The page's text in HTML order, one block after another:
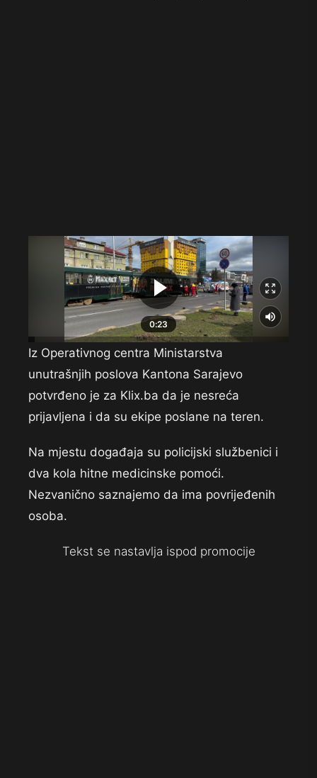
Iz Operativnog centra Ministarstva
unutrašnjih poslova Kantona Sarajevo
potvrđeno je za Klix.ba da je nesreća
prijavljena i da su ekipe poslane na teren.
Na mjestu događaja su policijski službenici i
dva kola hitne medicinske pomoći.
Nezvanično saznajemo da ima povrijeđenih
osoba.
Tekst se nastavlja ispod promocije